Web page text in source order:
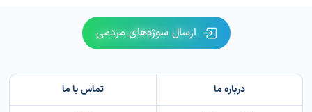
ارسال سوژه‌های مردمی
درباره ما تماس با ما